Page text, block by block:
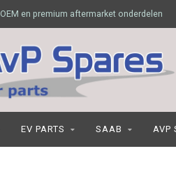
OEM en premium aftermarket onderdelen
EV PARTS SAAB AVP